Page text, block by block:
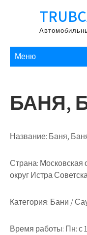
содержимому
Меню
БАНЯ,
Название: Баня,
Страна: Московская
округ Истра
Категория: Бани /
Время работы: Пн: с